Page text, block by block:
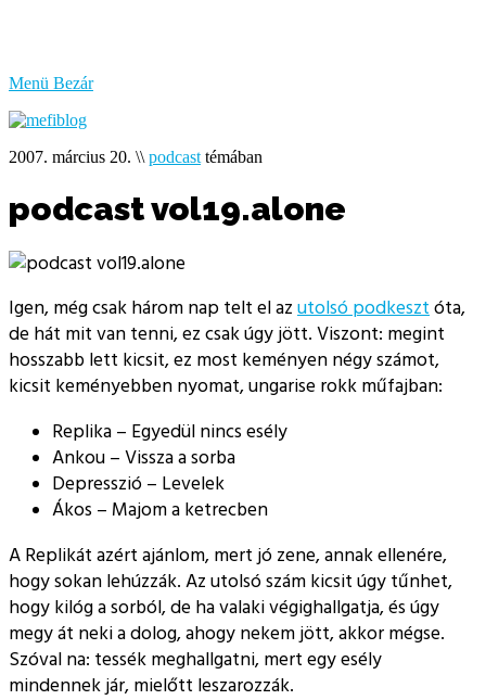
Menü Bezár
2007. március 20. \\ podcast témában
podcast vol19.alone
Igen, még csak három nap telt el az utolsó podkesztóta,
de hát mit van tenni, ez csak úgy jött. Viszont: megint
hosszabb lett kicsit, ez most keményen négy számot,
kicsit keményebben nyomat, ungarise rokk műfajban:
Replika – Egyedül nincs esély
Ankou – Vissza a sorba
Depresszió – Levelek
Ákos – Majom a ketrecben
A Replikát azért ajánlom, mert jó zene, annak ellenére,
hogy sokan lehúzzák. Az utolsó szám kicsit úgy tűnhet,
hogy kilóg a sorból, de ha valaki végighallgatja, és úgy
megy át neki a dolog, ahogy nekem jött, akkor mégse.
Szóval na: tessék meghallgatni, mert egy esély
mindennek jár, mielőtt leszarozzák.